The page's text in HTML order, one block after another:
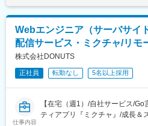
基本的には既存顧客に対しての
のある自治体が対象となるため
境です。
■提供サービスの魅力
・業務効率化システム（自社パ
行政事務の効率化を目的に、地
給与、公営企業会計などの業務
を企画、開発及び販売しています
Webエンジニア（サーバサイ
配信サービス・ミクチャ/リモ
株式会社DONUTS
正社員 転勤なし 5名以上採用
仕事内容
【在宅（週1）/自社サービス/
ティアプリ『ミクチャ』/成長＆